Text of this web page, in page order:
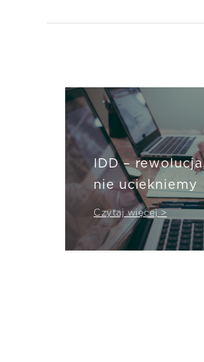
IDD –
nie uciekniemy
Czytaj więcej >